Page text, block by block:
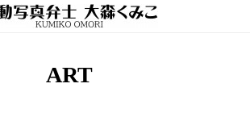
ART